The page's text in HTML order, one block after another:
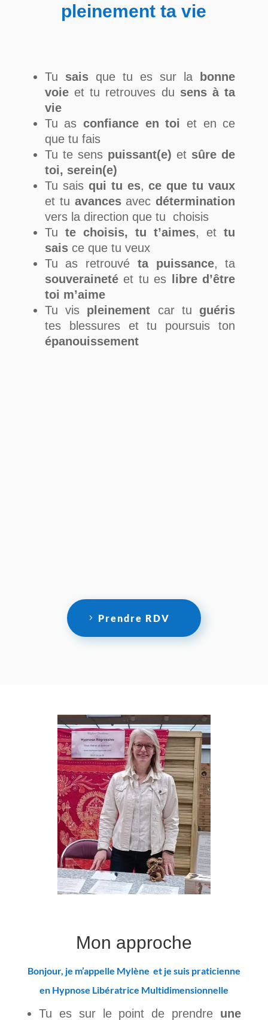
pleinement ta vie
Tu saisque tu es sur la bonne
voieet tu retrouves du sens à ta
vie
Tu asconfiance en toi
et en ce
que tu fais
Tu te sens puissant(e) et sûre de
toi, serein(e)
Tu sais qui tu es,ce que tu vaux
et tu avancesavecdétermination
vers la direction que tu choisis
Tu te choisis, tu t’aimes, ettu
saisce que tu veux
Tu as retrouvé ta puissance, ta
souverainetéet tu es libre d’être
toi m’aime
Tu vis pleinement car tuguéris
tes blessures et tu poursuis ton
épanouissement
Prendre RDV
Mon approche
Bonjour, je m’appelle Mylène et je suis praticienne
en Hypnose Libératrice Multidimensionnelle
Tu es sur le point de prendre une